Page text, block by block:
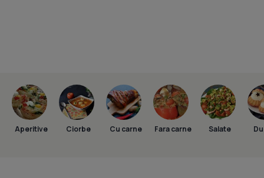
Aperitive Ciorbe Cu carne Fara carne Salate